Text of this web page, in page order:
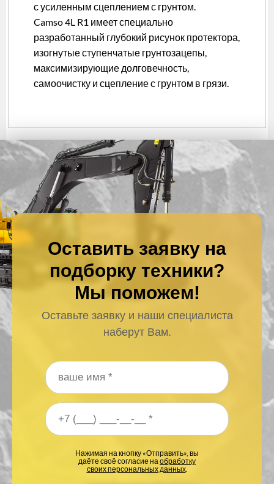
с усиленным сцеплением с грунтом.
Camso 4L R1 имеет специально
разработанный глубокий рисунок протектора,
изогнутые ступенчатые грунтозацепы,
максимизирующие долговечность,
самоочистку и сцепление с грунтом в грязи.
Оставить заявку на
подборку техники?
Мы поможем!
Оставьте заявку и наши специалиста
наберут Вам.
Ваше имя*
Ваш номер телефона*
Нажимая на кнопку «Отправить», вы
даёте своё согласие наобработку
своих персональных данных.